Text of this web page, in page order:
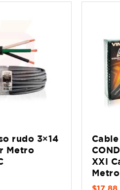
rudo 3×14
Metro
XXI
Metro
$17.88